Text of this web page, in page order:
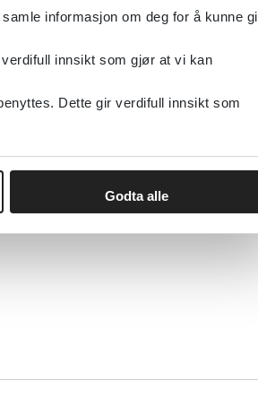
informasjon om deg for å kunne gi
innsikt som gjør at vi kan
Dette gir verdifull innsikt som
Godta alle